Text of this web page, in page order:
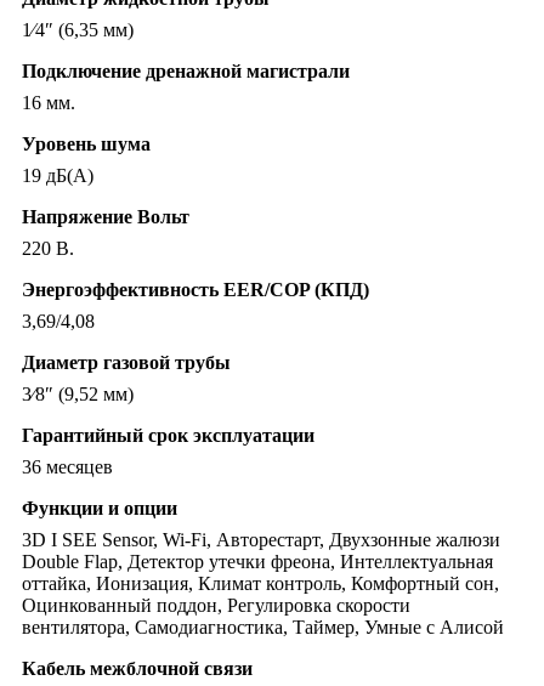
1⁄4″ (6,35 мм)
Подключение дренажной магистрали
16 мм.
Уровень шума
19 дБ(А)
Напряжение Вольт
220 В.
Энергоэффективность EER/COP (КПД)
3,69/4,08
Диаметр газовой трубы
3⁄8″ (9,52 мм)
Гарантийный срок эксплуатации
36 месяцев
Функции и опции
3D I SEE Sensor, Wi-Fi, Авторестарт, Двухзонные жалюзи
Double Flap, Детектор утечки фреона, Интеллектуальная
оттайка, Ионизация, Климат контроль, Комфортный сон,
Оцинкованный поддон, Регулировка скорости
вентилятора, Самодиагностика, Таймер, Умные с Алисой
Кабель межблочной связи